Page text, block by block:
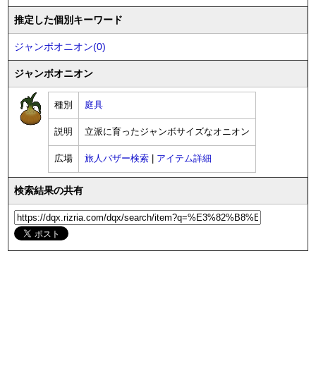
推定した個別キーワード
ジャンボオニオン(0)
ジャンボオニオン
種別 庭具
説明 立派に育ったジャンボサイズなオニオン
広場 旅人バザー検索 アイテム詳細
検索結果の共有